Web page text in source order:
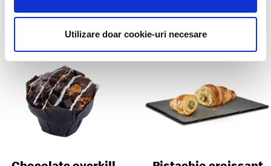
Utilizare doar cookie-uri necesare
Sakura Iced Latte
Salted Caramel Nut
Muffin